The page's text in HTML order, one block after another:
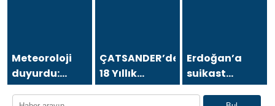
Kaçak Alan
Tespit Edildi
Meteoroloji
duyurdu:
Kavurucu
ÇATSANDER’den
18 Yıllık
Çataltepe
Erdoğan’a
suikast
girişiminde